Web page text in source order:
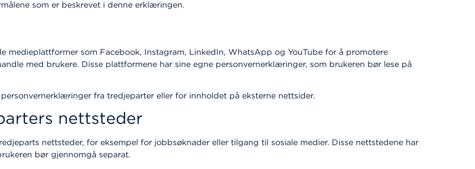
som er beskrevet i denne erklæringen.
medieplattformer som Facebook, Instagram, LinkedIn, WhatsApp og YouTube for å promotere
med brukere. Disse plattformene har sine egne personvernerklæringer, som brukeren bør lese på
fra tredjeparter eller for innholdet på eksterne nettsider.
nettsteder
nettsteder, for eksempel for jobbsøknader eller tilgang til sosiale medier. Disse nettstedene har
bør gjennomgå separat.